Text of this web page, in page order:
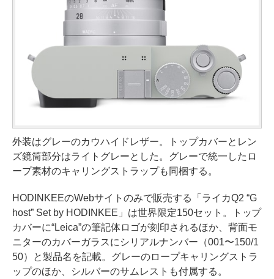
外装はグレーのカウハイドレザー。トップカバーとレン
ズ鏡筒部分はライトグレーとした。グレーで統一したロ
ープ素材のキャリングストラップも同梱する。
HODINKEEのWebサイトのみで販売する「ライカQ2 “G
host” Set by HODINKEE」は世界限定150セット。トップ
カバーに“Leica”の筆記体ロゴが刻印されるほか、背面モ
ニターのカバーガラスにシリアルナンバー（001〜150/1
50）と製品名を記載。グレーのロープキャリングストラ
ップのほか、シルバーのサムレストも付属する。